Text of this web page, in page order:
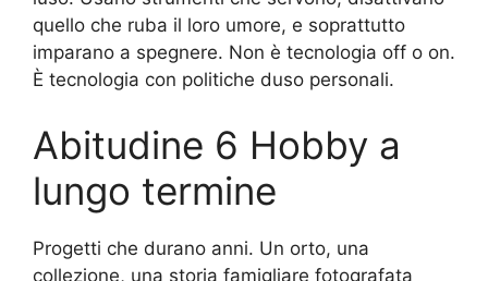
quello che ruba il loro umore, e soprattutto
imparano a spegnere. Non è tecnologia off o on.
È tecnologia con politiche duso personali.
Abitudine 6 Hobby a
lungo termine
Progetti che durano anni. Un orto, una
collezione, una storia famigliare fotografata